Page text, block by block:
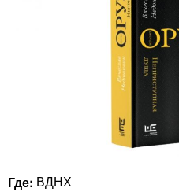
Где: ВДНХ